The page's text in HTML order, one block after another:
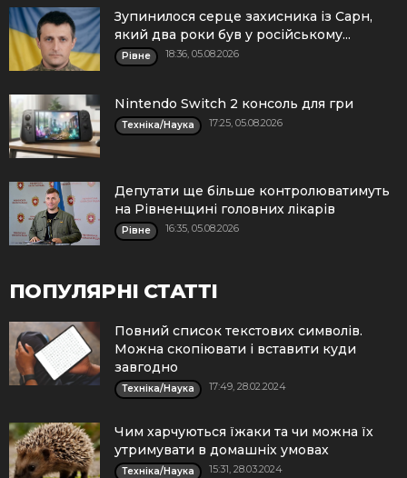
Зупинилося серце захисника із Сарн,
який два роки був у російському...
Рівне 18:36, 05.08.2026
Nintendo Switch 2 консоль для гри
Техніка/Наука 17:25, 05.08.2026
Депутати ще більше контролюватимуть
на Рівненщині головних лікарів
Рівне 16:35, 05.08.2026
ПОПУЛЯРНІ СТАТТІ
Повний список текстових символів.
Можна скопіювати і вставити куди
завгодно
Техніка/Наука 17:49, 28.02.2024
Чим харчуються їжаки та чи можна їх
утримувати в домашніх умовах
Техніка/Наука 15:31, 28.03.2024